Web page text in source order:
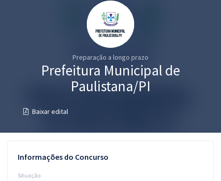
Questões grátis
Conteúdo gratuito
Preparação a longo prazo
Prefeitura Municipal de
Paulistana/PI
Baixar edital
Informações do Concurso
Situação